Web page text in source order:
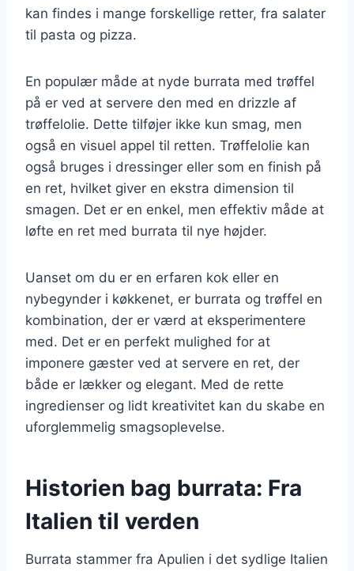
kan findes i mange forskellige retter, fra salater
til pasta og pizza.
En populær måde at nyde burrata med trøffel
på er ved at servere den med en drizzle af
trøffelolie. Dette tilføjer ikke kun smag, men
også en visuel appel til retten. Trøffelolie kan
også bruges i dressinger eller som en finish på
en ret, hvilket giver en ekstra dimension til
smagen. Det er en enkel, men effektiv måde at
løfte en ret med burrata til nye højder.
Uanset om du er en erfaren kok eller en
nybegynder i køkkenet, er burrata og trøffel en
kombination, der er værd at eksperimentere
med. Det er en perfekt mulighed for at
imponere gæster ved at servere en ret, der
både er lækker og elegant. Med de rette
ingredienser og lidt kreativitet kan du skabe en
uforglemmelig smagsoplevelse.
Historien bag burrata: Fra
Italien til verden
Burrata stammer fra Apulien i det sydlige Italien